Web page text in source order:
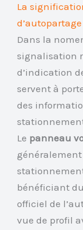
La
Dans la
signalisation
d’indication
servent à
des
Le panneau
généralement
bénéficiant
officiel de
vue de profil